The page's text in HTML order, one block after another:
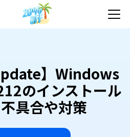
や対策
】Windows
のインストール
具合や対策